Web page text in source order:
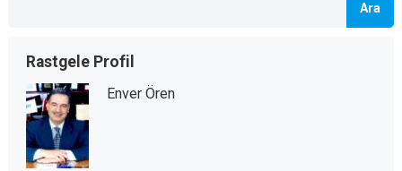
Ara
Rastgele Profil
Enver Ören